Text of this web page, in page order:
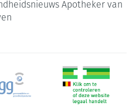
Apotheker van